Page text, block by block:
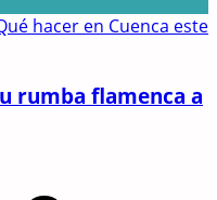
hacer en Cuenca este
rumba flamenca a